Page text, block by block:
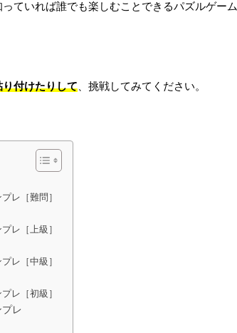
っていれば誰でも楽しむことできるパズルゲーム
付けたりして 、挑戦してみてください。
レ［難問］
レ［上級］
レ［中級］
レ［初級］
レ